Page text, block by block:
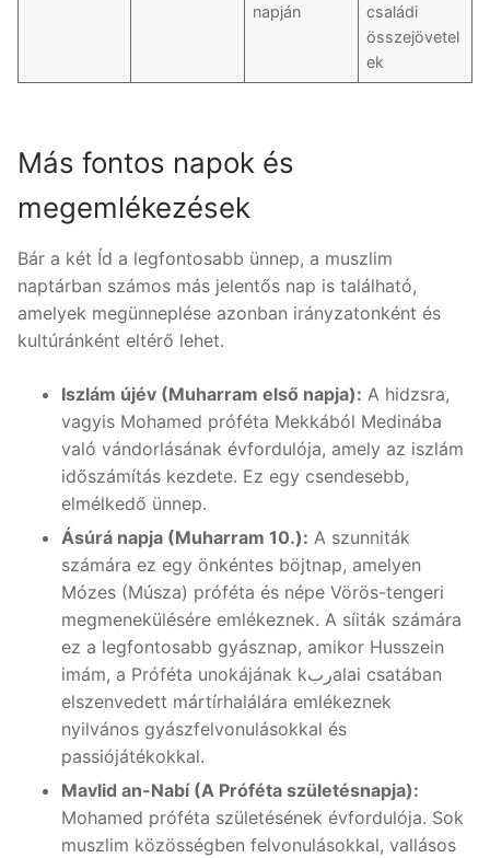
napján
családi
összejövetel
ek
Más fontos napok és
megemlékezések
Bár a két Íd a legfontosabb ünnep, a muszlim
naptárban számos más jelentős nap is található,
amelyek megünneplése azonban irányzatonként és
kultúránként eltérő lehet.
Iszlám újév (Muharram első napja): A hidzsra,
vagyis Mohamed próféta Mekkából Medinába
való vándorlásának évfordulója, amely az iszlám
időszámítás kezdete. Ez egy csendesebb,
elmélkedő ünnep.
Ásúrá napja (Muharram 10.): A szunniták
számára ez egy önkéntes böjtnap, amelyen
Mózes (Músza) próféta és népe Vörös-tengeri
megmenekülésére emlékeznek. A síiták számára
ez a legfontosabb gyásznap, amikor Husszein
imám, a Próféta unokájának kربalai csatában
elszenvedett mártírhalálára emlékeznek
nyilvános gyászfelvonulásokkal és
passiójátékokkal.
Mavlid an-Nabí (A Próféta születésnapja):
Mohamed próféta születésének évfordulója. Sok
muszlim közösségben felvonulásokkal, vallásos